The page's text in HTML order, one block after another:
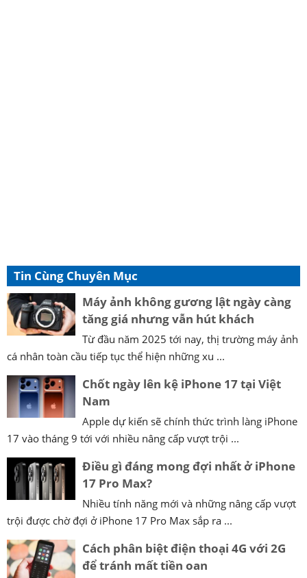
Tin Cùng Chuyên Mục
Máy ảnh không gương lật ngày càng
tăng giá nhưng vẫn hút khách
Từ đầu năm 2025 tới nay, thị trường máy ảnh
cá nhân toàn cầu tiếp tục thể hiện những xu ...
Chốt ngày lên kệ iPhone 17 tại Việt
Nam
Apple dự kiến sẽ chính thức trình làng iPhone
17 vào tháng 9 tới với nhiều nâng cấp vượt trội ...
Điều gì đáng mong đợi nhất ở iPhone
17 Pro Max?
Nhiều tính năng mới và những nâng cấp vượt
trội được chờ đợi ở iPhone 17 Pro Max sắp ra ...
Cách phân biệt điện thoại 4G với 2G
để tránh mất tiền oan